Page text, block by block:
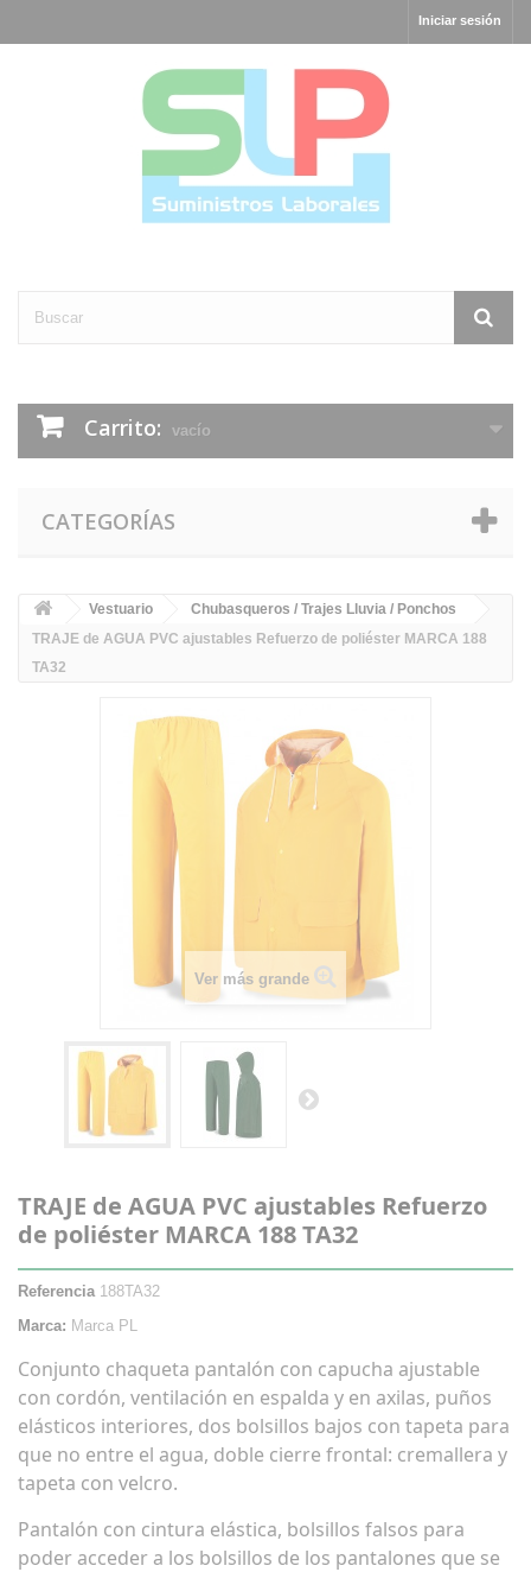
Iniciar sesión
Carrito: vacío
CATEGORÍAS
Vestuario
Chubasqueros / Trajes Lluvia / Ponchos
TRAJE de AGUA PVC ajustables Refuerzo de poliéster MARCA 188
TA32
Ver más grande
TRAJE de AGUA PVC ajustables Refuerzo
de poliéster MARCA 188 TA32
Referencia 188TA32
Marca: Marca PL
Conjunto chaqueta pantalón con capucha ajustable
con cordón, ventilación en espalda y en axilas, puños
elásticos interiores, dos bolsillos bajos con tapeta para
que no entre el agua, doble cierre frontal: cremallera y
tapeta con velcro.
Pantalón con cintura elástica, bolsillos falsos para
poder acceder a los bolsillos de los pantalones que se